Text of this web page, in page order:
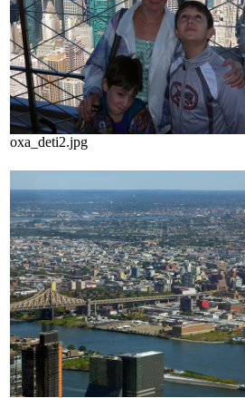
oxa_deti2.jpg